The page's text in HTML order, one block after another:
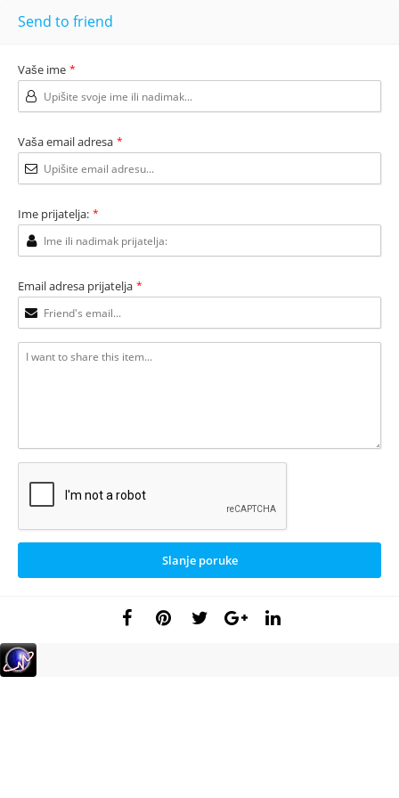
Send to friend
Vaše ime *
Vaša email adresa *
Ime prijatelja: *
Email adresa prijatelja *
Slanje poruke